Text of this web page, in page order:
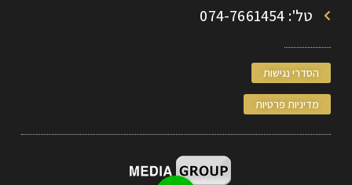
טל': 074-7661454
הסדרי נגישות
מדיניות פרטיות